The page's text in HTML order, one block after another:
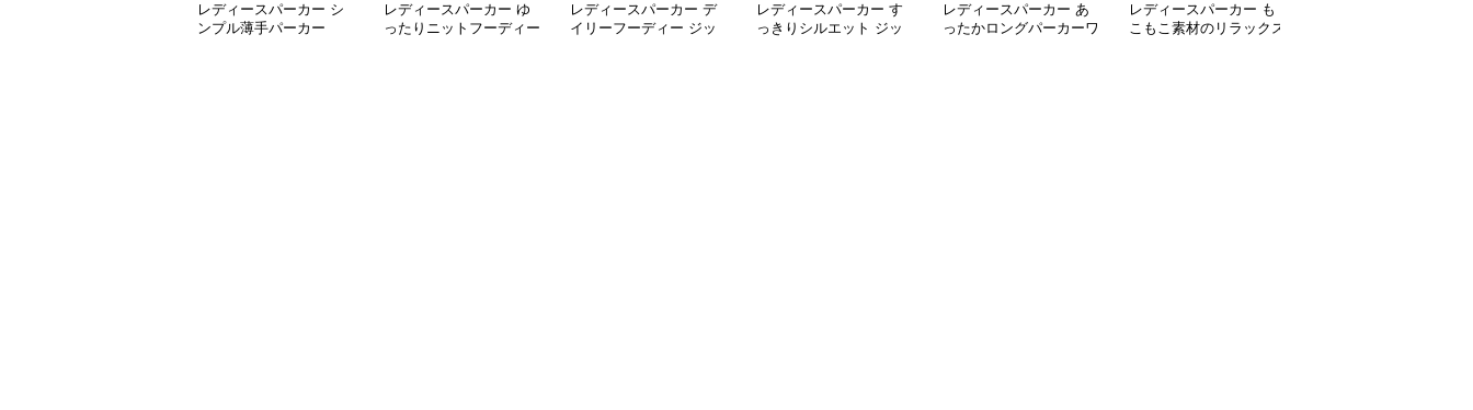
レディースパーカー シ
ンプル薄手パーカー
レディースパーカー ゆ
ったりニットフーディー
レディースパーカー デ
イリーフーディー ジッ
レディースパーカー す
っきりシルエット ジッ
レディースパーカー あ
ったかロングパーカーワ
レディースパーカー も
こもこ素材のリラックス